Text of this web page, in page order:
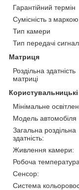
Гарантійний термін
Сумісність з маркою
Тип камери
Тип передачі
Матриця
Роздільна здатність
матриці
Мінімальне
Модель автомобіля
Загальна роздільна
здатність:
Живлення камери:
Робоча температура
Сенсор:
Система